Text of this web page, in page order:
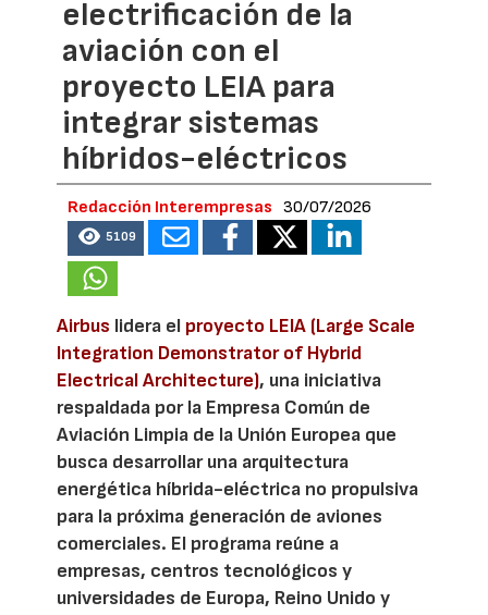
electrificación de la
aviación con el
proyecto LEIA para
integrar sistemas
híbridos-eléctricos
Redacción Interempresas 30/07/2026
5109
Airbus lidera el proyecto LEIA (Large Scale
Integration Demonstrator of Hybrid
Electrical Architecture), una iniciativa
respaldada por la Empresa Común de
Aviación Limpia de la Unión Europea que
busca desarrollar una arquitectura
energética híbrida-eléctrica no propulsiva
para la próxima generación de aviones
comerciales. El programa reúne a
empresas, centros tecnológicos y
universidades de Europa, Reino Unido y